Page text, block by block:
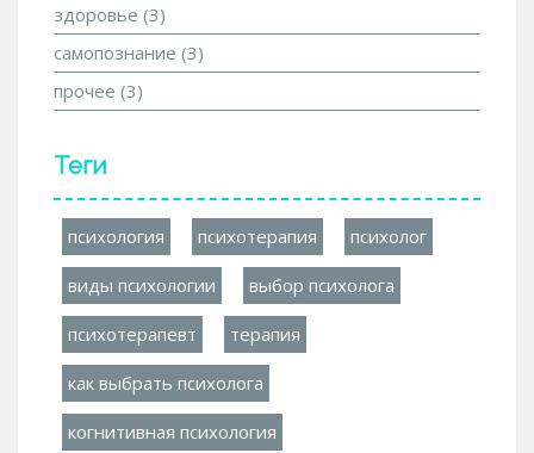
здоровье (3)
самопознание (3)
прочее (3)
Теги
психология психотерапия психолог
виды психологии выбор психолога
психотерапевт терапия
как выбрать психолога
когнитивная психология